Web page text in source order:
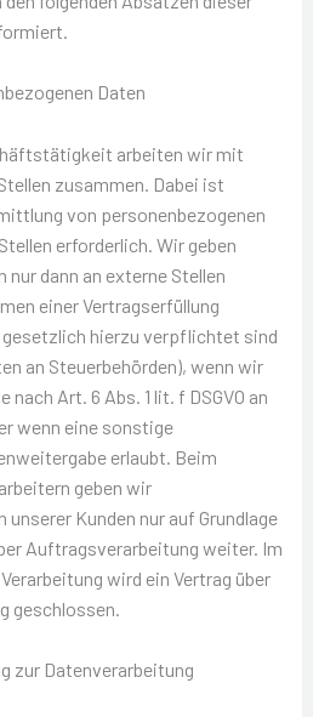
Daten
arbeiten wir mit
zusammen. Dabei ist
von personenbezogenen
erforderlich. Wir geben
nur dann an externe Stellen
einer Vertragserfüllung
hierzu verpflichtet sind
an Steuerbehörden), wenn wir
Art. 6 Abs. 1 lit. f DSGVO an
wenn eine sonstige
erlaubt. Beim
geben wir
Kunden nur auf Grundlage
Auftragsverarbeitung weiter. Im
wird ein Vertrag über
geschlossen.
zur Datenverarbeitung